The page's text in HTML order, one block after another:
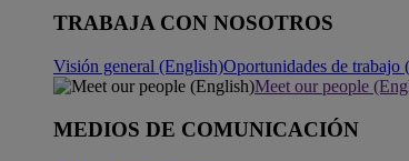
TRABAJA CON NOSOTROS
Visión general (English)Oportunidades de trabajo
Meet our people
MEDIOS DE COMUNICACIÓN